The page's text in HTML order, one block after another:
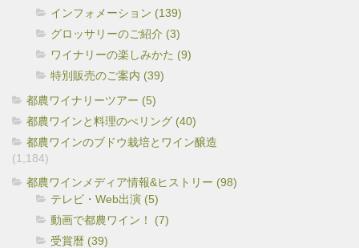
インフォメーション (139)
グロッサリーのご紹介 (3)
ワイナリーの楽しみかた (9)
特別販売のご案内 (39)
都農ワイナリーツアー (5)
都農ワインと料理のぺリング (40)
都農ワインのブドウ栽培とワイン醸造
(1,184)
都農ワインメディア情報&ヒストリー (98)
テレビ・Web出演 (5)
動画で都農ワイン！ (7)
受賞暦 (39)